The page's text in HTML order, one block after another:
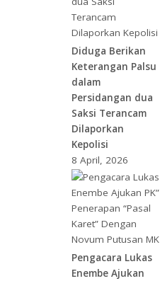
Diduga Berikan
Keterangan Palsu
dalam
Persidangan dua
Saksi Terancam
Dilaporkan
Kepolisi
8 April, 2026
Pengacara Lukas
Enembe Ajukan